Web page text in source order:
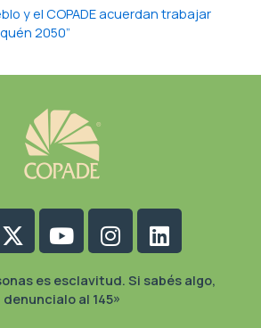
y el COPADE acuerdan trabajar
2050”
X-
twitter
YoutubeInstagram
Linkedin
es esclavitud. Si sabés algo,
denuncialo al 145»